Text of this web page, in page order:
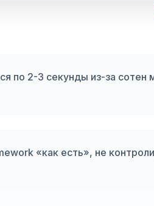
по 2-3 секунды из-за сотен
«как есть», не